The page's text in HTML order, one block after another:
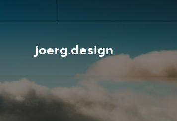
Inhalt
joerg.design